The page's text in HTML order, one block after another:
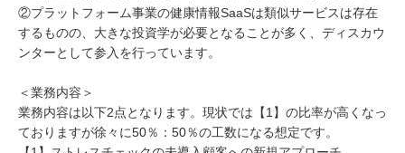
②プラットフォーム事業の健康情報SaaSは類似サービスは存在
するものの、大きな投資学が必要となることが多く、ディスカウ
ンターとして参入を行っています。
＜業務内容＞
業務内容は以下2点となります。現状では【1】の比率が高くなっ
ておりますが徐々に50％：50％の工数になる想定です。